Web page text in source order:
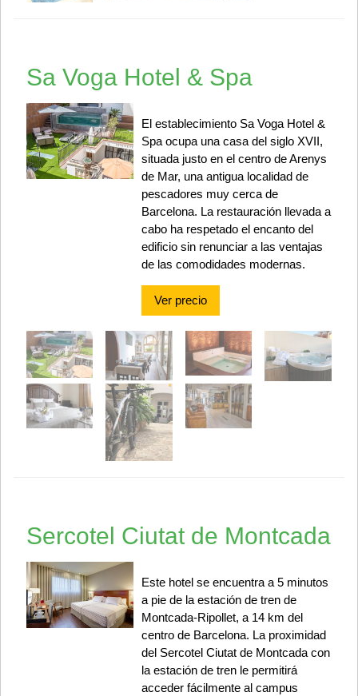
Sa Voga Hotel & Spa
El establecimiento Sa Voga Hotel &
Spa ocupa una casa del siglo XVII,
situada justo en el centro de Arenys
de Mar, una antigua localidad de
pescadores muy cerca de
Barcelona. La restauración llevada a
cabo ha respetado el encanto del
edificio sin renunciar a las ventajas
de las comodidades modernas.
Ver precio
Sercotel Ciutat de Montcada
Este hotel se encuentra a 5 minutos
a pie de la estación de tren de
Montcada-Ripollet, a 14 km del
centro de Barcelona. La proximidad
del Sercotel Ciutat de Montcada con
la estación de tren le permitirá
acceder fácilmente al campus